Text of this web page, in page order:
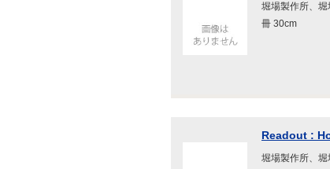
堀場製作所、
冊 30cm
Readout :
堀場製作所、